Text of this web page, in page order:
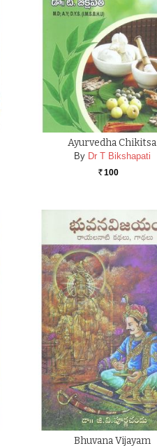
Ayurvedha Chikitsa
By Dr T Bikshapati
Rs. 100
Bhuvana Vijayam